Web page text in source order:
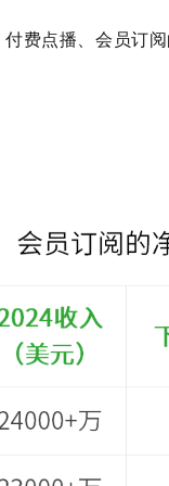
费点播、会员订